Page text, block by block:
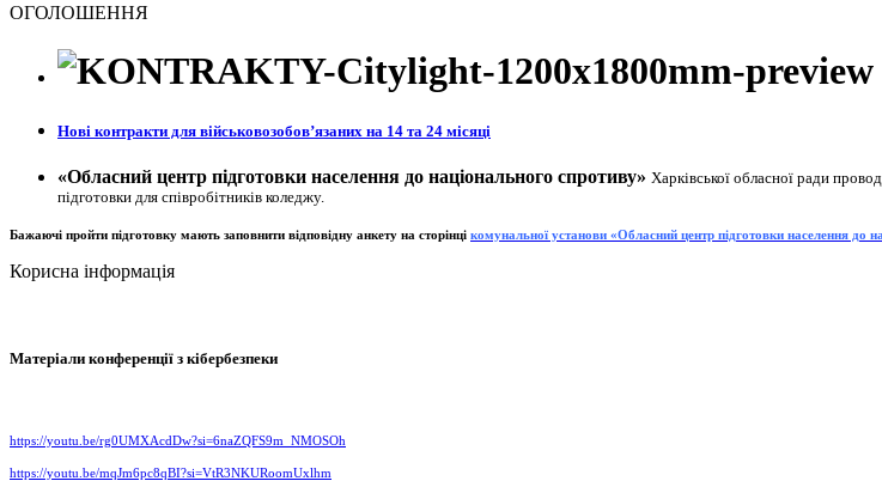
ОГОЛОШЕННЯ
Нові контракти для військовозобовʼязаних на 14 та 24 місяці
«Обласний центр підготовки населення до національного спротиву» Харківської обласної ради
підготовки для співробітників коледжу.
Бажаючі пройти підготовку мають заповнити відповідну анкету на сторінці комунальної установи «Обласний центр підготовки населення до
Корисна інформація
Матеріали конференції з кібербезпеки
https://youtu.be/rg0UMXAcdDw?si=6naZQFS9m_NMOSOh
https://youtu.be/mqJm6pc8qBI?si=VtR3NKURoomUxlhm